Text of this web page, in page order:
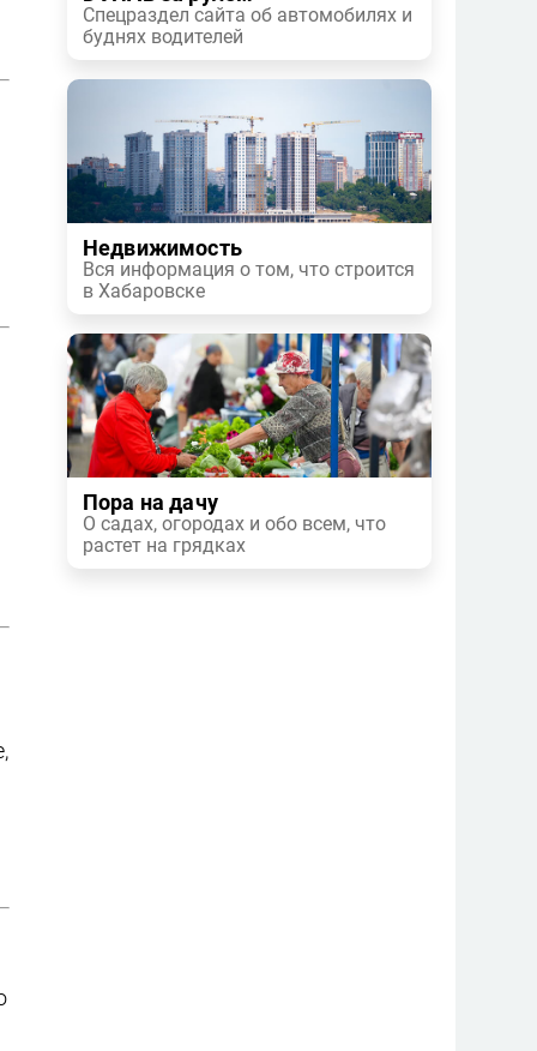
Спецраздел сайта об автомобилях и
буднях водителей
Недвижимость
Вся информация о том, что строится
в Хабаровске
Пора на дачу
О садах, огородах и обо всем, что
растет на грядках